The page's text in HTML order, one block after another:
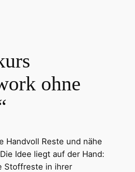
ohne
Handvoll Reste und nähe
Idee liegt auf der Hand:
Stoffreste in ihrer